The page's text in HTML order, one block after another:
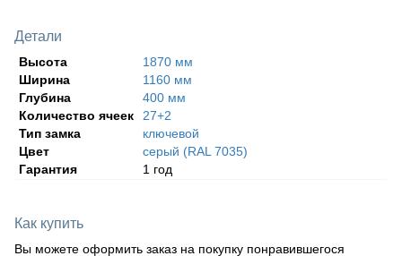
Детали
Высота
1870 мм
Ширина
1160 мм
Глубина
400 мм
Количество ячеек
27+2
Тип замка
ключевой
Цвет
серый (RAL 7035)
Гарантия
1 год
Как купить
Вы можете оформить заказ на покупку понравившегося